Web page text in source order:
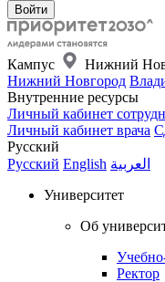
Кампус
Нижний
Нижний Новгород
Внутренние ресурсы
Личный кабинет
Личный кабинет врача
Русский
Русский English العربية
Университет
Об
Ректор